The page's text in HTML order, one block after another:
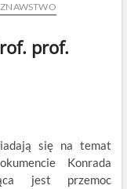
prof.
się na temat
Konrada
jest przemoc